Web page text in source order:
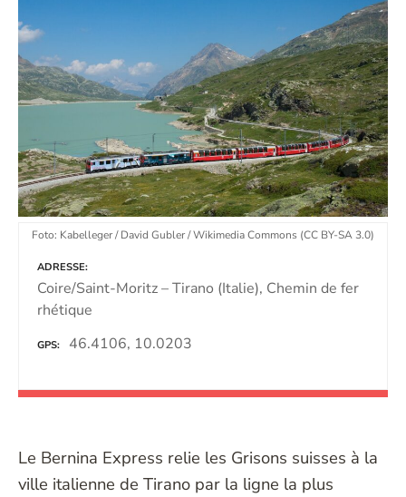
Foto: Kabelleger / David Gubler / Wikimedia Commons (CC BY-SA 3.0)
ADRESSE
Coire/Saint-Moritz – Tirano (Italie), Chemin de fer
rhétique
GPS 46.4106, 10.0203
Le Bernina Express relie les Grisons suisses à la
ville italienne de Tirano par la ligne la plus